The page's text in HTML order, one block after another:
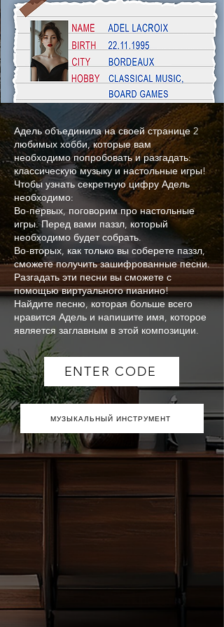
Адель объединила на своей странице 2
любимых хобби, которые вам
необходимо попробовать и разгадать:
классическую музыку и настольные игры!
Чтобы узнать секретную цифру Адель
необходимо:
Во-первых, поговорим про настольные
игры. Перед вами паззл, который
необходимо будет собрать.
Во-вторых, как только вы соберете паззл,
сможете получить зашифрованные песни.
Разгадать эти песни вы сможете с
помощью виртуального пианино!
Найдите песню, которая больше всего
нравится Адель и напишите имя, которое
является заглавным в этой композиции.
ENTER CODE
МУЗЫКАЛЬНЫЙ ИНСТРУМЕНТ